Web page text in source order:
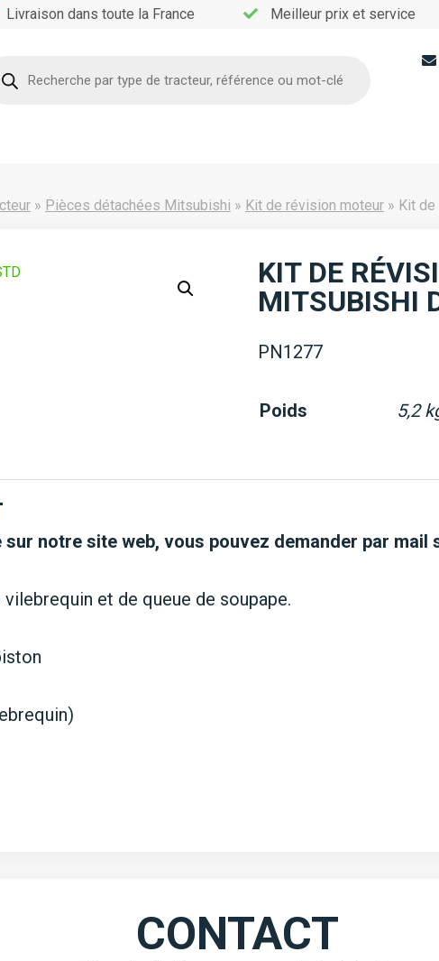
Livraison dans toute la France Meilleur prix et service
» Pièces détachées Mitsubishi » Kit de révision moteur » Kit
KIT DE
MITSUBISHI
PN1277
Poids 5,2
notre site web, vous pouvez demander par mail
et de queue de soupape.
CONTACT